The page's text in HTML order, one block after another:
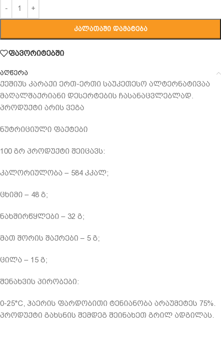
ᲙᲐᲚᲐᲗᲐᲨᲘ ᲓᲐᲛᲐᲢᲔᲑᲐ
ფავორიტებში
აღწერა
ქეშიუს კარაქი ერთ-ერთი საუკეთესო ალტერნატივაა
მაღალშაქრიანი დესერტების ჩასანაცვლებლად.
პროდუქტი არის ვეგა
ნუტრიციული ფაქტები
100 გრ პროდუქტი შეიცავს:
კალორიულობა – 584 კკალ;
ცხიმი – 48 გ;
ნახშირწყლები – 32 გ;
მათ შორის შაქრები – 5 გ;
ცილა – 15 გ;
შენახვის პირობები:
0-25°C, ჰაერის ფარდობითი ტენიანობა არაუმეტეს 75%.
პროდუქტი გახსნის შემდეგ შეინახეთ გრილ ადგილას.